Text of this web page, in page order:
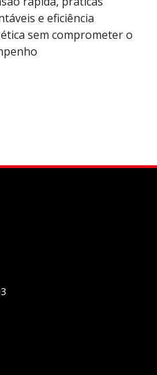
e eficiência
sem comprometer o